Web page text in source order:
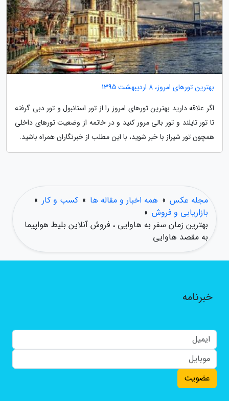
بهترین تورهای امروز، 8 اردیبهشت 1395
اگر علاقه دارید بهترین تورهای امروز را از تور استانبول و تور دبی گرفته
تا تور تایلند و تور بالی مرور کنید و در خاتمه از وضعیت تورهای داخلی
همچون تور شیراز با خبر شوید، با این مطلب از خبرنگاران همراه باشید.
مجله عکس » همه اخبار و مقاله ها » کسب و کار »
بازاریابی و فروش »
بهترین زمان سفر به هاوایی ، فروش آنلاین بلیط هواپیما
به مقصد هاوایی
خبرنامه
عضویت